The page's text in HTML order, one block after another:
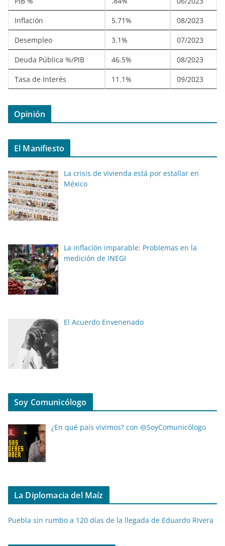
Inflación 5.71% 08/2023
Desempleo 3.1% 07/2023
Deuda Pública %/PIB 46.5% 08/2023
Tasa de Interés 11.1% 09/2023
Opinión
El Manifiesto
La crisis de vivienda está por estallar en
México
La inflación imparable: Problemas en la
medición de INEGI
El Acuerdo Envenenado
Soy Comunicólogo
¿En qué país vivimos? con @SoyComunicólogo
La Diplomacia del Maíz
Puebla sin rumbo a 120 días de la llegada de Eduardo Rivera